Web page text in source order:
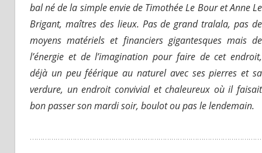
bal né de la simple envie de Timothée Le Bour et Anne Le
Brigant, maîtres des lieux. Pas de grand tralala, pas de
moyens matériels et financiers gigantesques mais de
l’énergie et de l’imagination pour faire de cet endroit,
déjà un peu féérique au naturel avec ses pierres et sa
verdure, un endroit convivial et chaleureux où il faisait
bon passer son mardi soir, boulot ou pas le lendemain.